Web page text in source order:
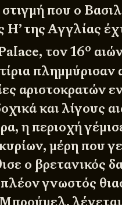
που ο
Η’ της Αγγλίας
τον 16ο
πλημμύρισαν
αριστοκρατών
και λίγους
η περιοχή
μέρη που
ο βρετανικός
γνωστός